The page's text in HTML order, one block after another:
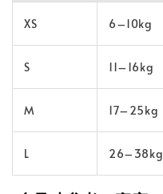
XS 6–10kg
S 11–16kg
M 17–25kg
L 26–38kg